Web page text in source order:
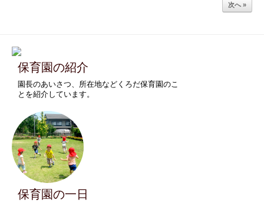
次へ »
保育園の紹介
園長のあいさつ、所在地などくろだ保育園のこ
とを紹介しています。
保育園の一日